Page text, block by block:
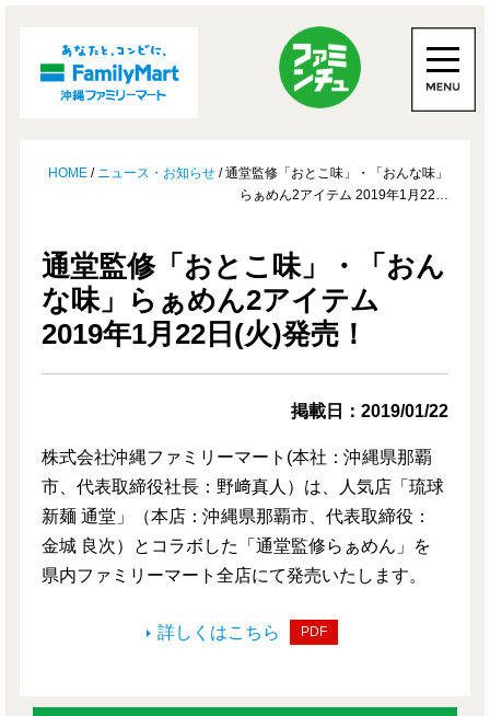
HOME / ニュース・お知らせ/ 通堂監修「おとこ味」・「おんな味」
らぁめん2アイテム 2019年1月22…
通堂監修「おとこ味」・「おん
な味」らぁめん2アイテム
2019年1月22日(火)発売！
掲載日：2019/01/22
株式会社沖縄ファミリーマート(本社：沖縄県那覇
市、代表取締役社長：野﨑真人）は、人気店「琉球
新麺 通堂」（本店：沖縄県那覇市、代表取締役：
金城 良次）とコラボした「通堂監修らぁめん」を
県内ファミリーマート全店にて発売いたします。
詳しくはこちら PDF